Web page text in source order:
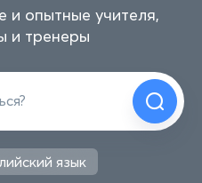
и опытные учителя,
и тренеры
язык